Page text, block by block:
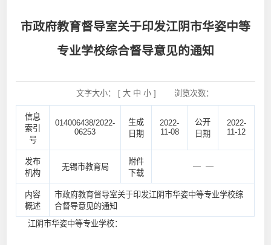
市政府教育督导室关于印发江阴市华姿中等
专业学校综合督导意见的通知
文字大小： [ 大 中 小] 浏览次数：
信息
索引
号
014006438/2022-
06253
生成
日期
2022-
11-08
公开
日期
2022-
11-12
发布
机构
无锡市教育局
附件
下载
— —
内容
概述
市政府教育督导室关于印发江阴市华姿中等专业学校综
合督导意见的通知
江阴市华姿中等专业学校：